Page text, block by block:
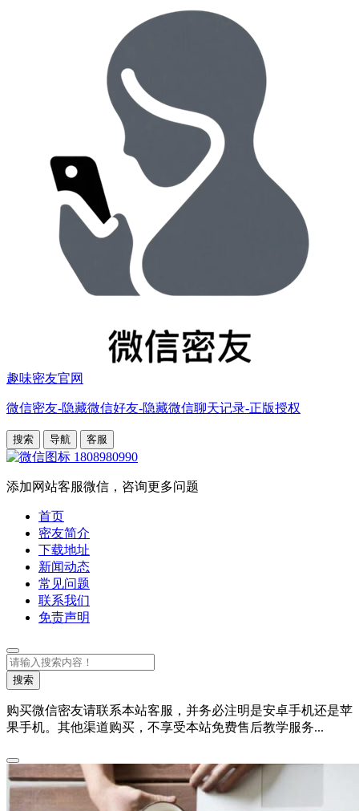
趣味密友官网
微信密友-隐藏微信好友-隐藏微信聊天记录-正版授权
搜索 导航 客服
1808980990
添加网站客服微信，咨询更多问题
首页
密友简介
下载地址
新闻动态
常见问题
联系我们
免责声明
搜
索搜索
购买微信密友请联系本站客服，并务必注明是安卓手机还是苹
果手机。其他渠道购买，不享受本站免费售后教学服务...